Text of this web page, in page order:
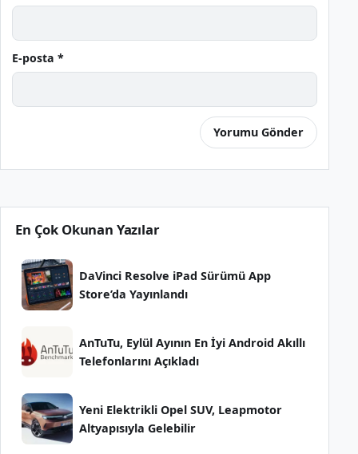
E-posta *
En Çok Okunan Yazılar
DaVinci Resolve iPad Sürümü App
Store’da Yayınlandı
AnTuTu, Eylül Ayının En İyi Android Akıllı
Telefonlarını Açıkladı
Yeni Elektrikli Opel SUV, Leapmotor
Altyapısıyla Gelebilir